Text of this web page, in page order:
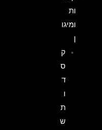
ות
ומיגו
ן
ק
ס
ד
ו
ת
ש